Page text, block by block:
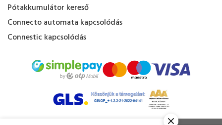
Pótakkumulátor kereső
Connecto automata kapcsolódás
Connestic kapcsolódás